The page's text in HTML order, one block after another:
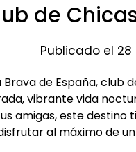
de
Publicado el
de España, club
vibrante vida
amigas, este
al máximo de